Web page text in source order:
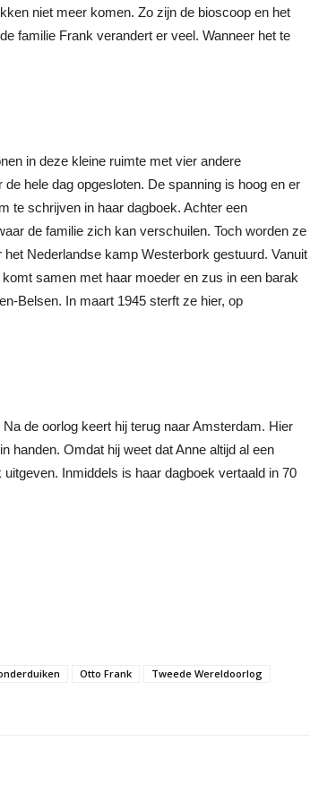
niet meer komen. Zo zijn de bioscoop en het
familie Frank verandert er veel. Wanneer het te
in deze kleine ruimte met vier andere
hele dag opgesloten. De spanning is hoog en er
te schrijven in haar dagboek. Achter een
de familie zich kan verschuilen. Toch worden ze
Nederlandse kamp Westerbork gestuurd. Vanuit
samen met haar moeder en zus in een barak
Belsen. In maart 1945 sterft ze hier, op
de oorlog keert hij terug naar Amsterdam. Hier
handen. Omdat hij weet dat Anne altijd al een
Inmiddels is haar dagboek vertaald in 70
Otto Frank
Tweede Wereldoorlog